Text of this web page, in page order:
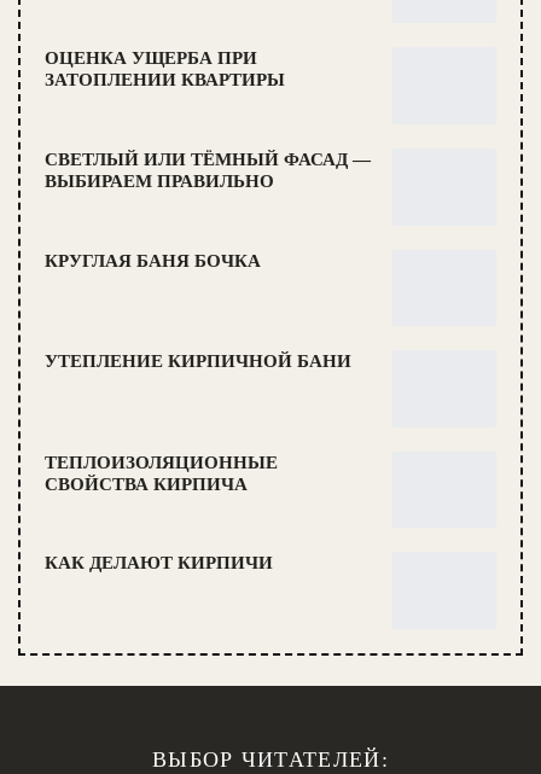
ОЦЕНКА УЩЕРБА ПРИ
ЗАТОПЛЕНИИ КВАРТИРЫ
СВЕТЛЫЙ ИЛИ ТЁМНЫЙ ФАСАД —
ВЫБИРАЕМ ПРАВИЛЬНО
КРУГЛАЯ БАНЯ БОЧКА
УТЕПЛЕНИЕ КИРПИЧНОЙ БАНИ
ТЕПЛОИЗОЛЯЦИОННЫЕ
СВОЙСТВА КИРПИЧА
КАК ДЕЛАЮТ КИРПИЧИ
ВЫБОР ЧИТАТЕЛЕЙ: